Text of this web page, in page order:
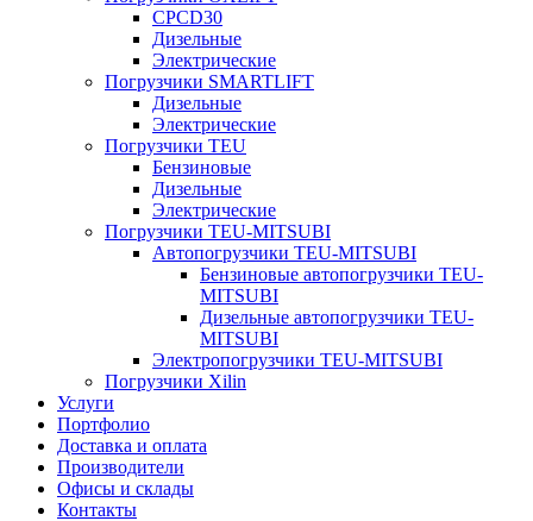
CPCD30
Дизельные
Электрические
Погрузчики SMARTLIFT
Дизельные
Электрические
Погрузчики TEU
Бензиновые
Дизельные
Электрические
Погрузчики TEU-MITSUBI
Автопогрузчики TEU-MITSUBI
Бензиновые автопогрузчики TEU-
MITSUBI
Дизельные автопогрузчики TEU-
MITSUBI
Электропогрузчики TEU-MITSUBI
Погрузчики Xilin
Услуги
Портфолио
Доставка и оплата
Производители
Офисы и склады
Контакты